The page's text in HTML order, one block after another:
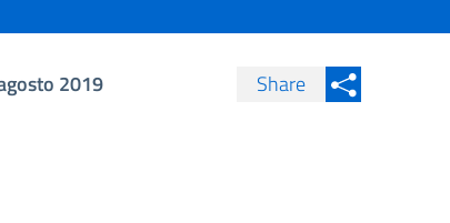
2019
Share